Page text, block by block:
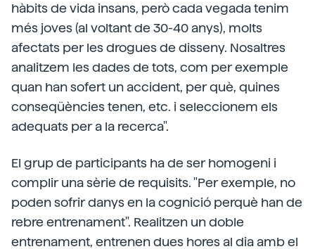
hàbits de vida insans, però cada vegada tenim
més joves (al voltant de 30-40 anys), molts
afectats per les drogues de disseny. Nosaltres
analitzem les dades de tots, com per exemple
quan han sofert un accident, per què, quines
conseqüències tenen, etc. i seleccionem els
adequats per a la recerca".
El grup de participants ha de ser homogeni i
complir una sèrie de requisits. "Per exemple, no
poden sofrir danys en la cognició perquè han de
rebre entrenament". Realitzen un doble
entrenament, entrenen dues hores al dia amb el